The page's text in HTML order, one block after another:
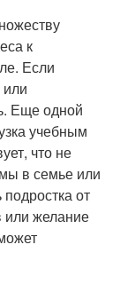
к
Если
Еще одной
учебным
что не
в семье или
от
или желание